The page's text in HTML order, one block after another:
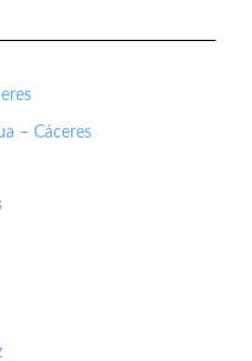
– Cáceres